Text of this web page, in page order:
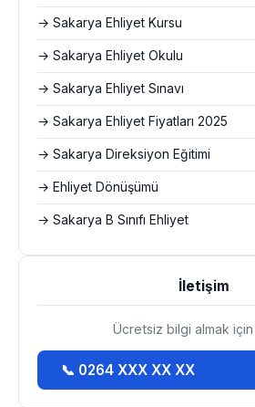
→ Sakarya Ehliyet Kursu
→ Sakarya Ehliyet Okulu
→ Sakarya Ehliyet Sınavı
→ Sakarya Ehliyet Fiyatları 2025
→ Sakarya Direksiyon Eğitimi
→ Ehliyet Dönüşümü
→ Sakarya B Sınıfı Ehliyet
İletişim
Ücretsiz bilgi almak için
📞 0264 XXX XX XX